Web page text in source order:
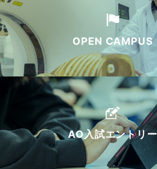
OPEN CAMPUS
AO入試エントリー